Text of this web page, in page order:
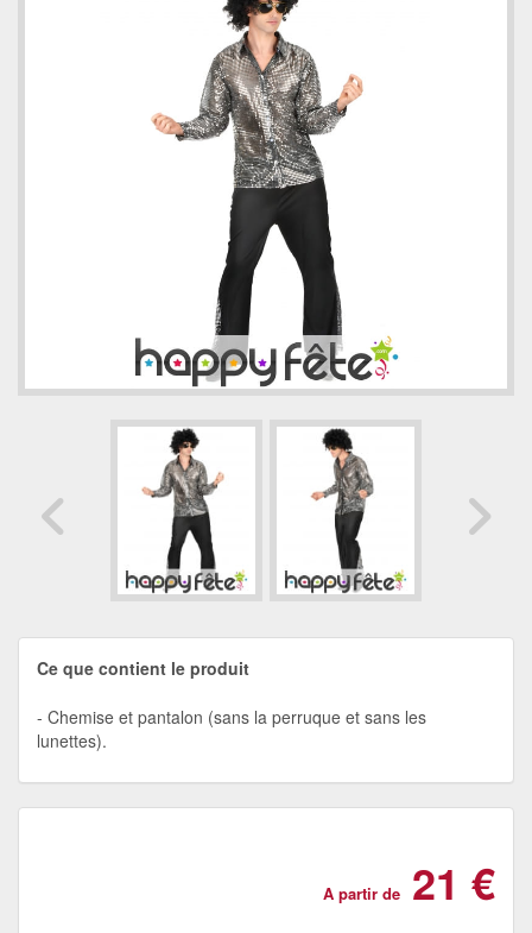
Ce que contient le produit
Chemise et pantalon (sans la perruque et sans les
lunettes).
A partir de 21 €